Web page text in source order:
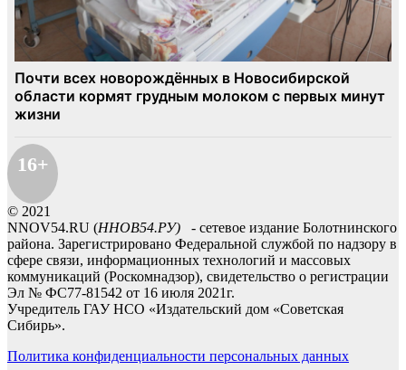
16+
© 2021
NNOV54.RU (ННОВ54.РУ) - сетевое издание Болотнинского
района. Зарегистрировано Федеральной службой по надзору в
сфере связи, информационных технологий и массовых
коммуникаций (Роскомнадзор), свидетельство о регистрации
Эл № ФС77-81542 от 16 июля 2021г.
Учредитель ГАУ НСО «Издательский дом «Советская
Сибирь».
Политика конфиденциальности персональных данных